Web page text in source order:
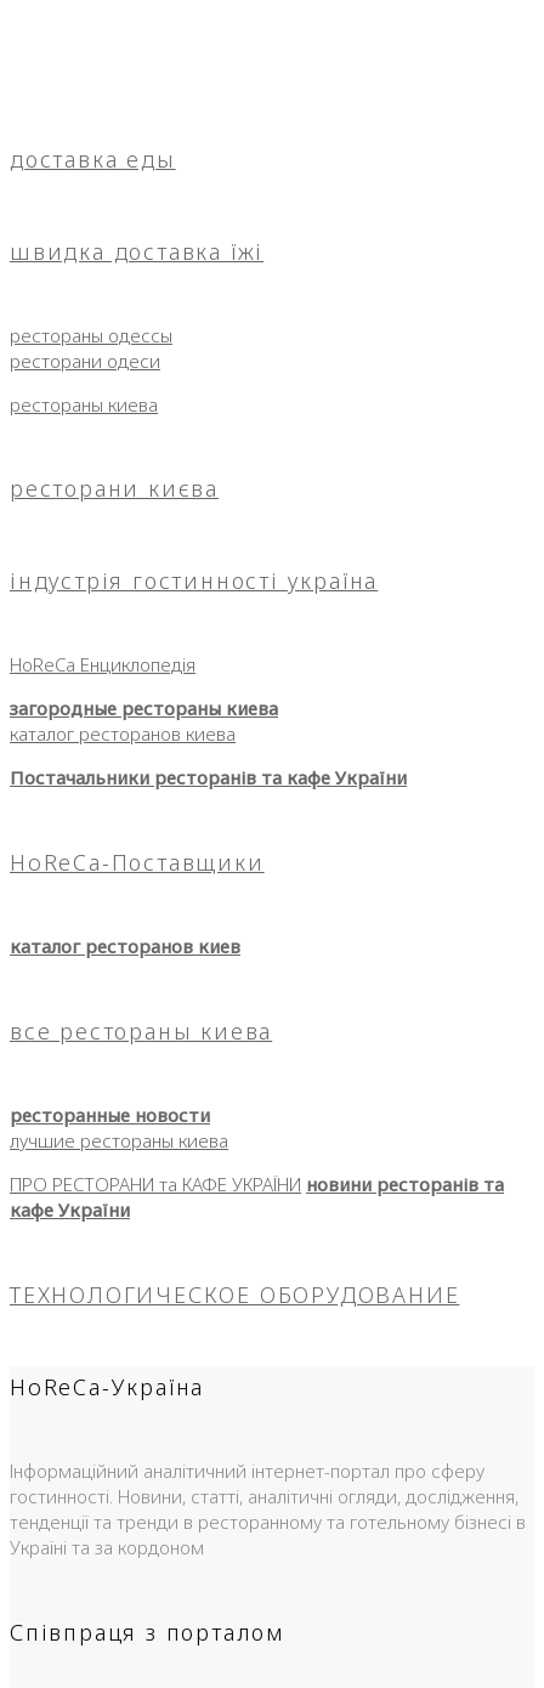
доставка еды
швидка доставка їжі
рестораны одессы
ресторани одеси
рестораны киева
ресторани києва
індустрія гостинності україна
HoReCa Енциклопедія
загородные рестораны киева
каталог ресторанов киева
Постачальники ресторанів та кафе України
HoReCa-Поставщики
каталог ресторанов киев
все рестораны киева
ресторанные новости
лучшие рестораны киева
ПРО РЕСТОРАНИ та КАФЕ УКРАЇНИ новини ресторанів та
кафе України
ТЕХНОЛОГИЧЕСКОЕ ОБОРУДОВАНИЕ
HoReCa-Україна
Інформаційний аналітичний інтернет-портал про сферу
гостинності. Новини, статті, аналітичні огляди, дослідження,
тенденції та тренди в ресторанному та готельному бізнесі в
Україні та за кордоном
Співпраця з порталом